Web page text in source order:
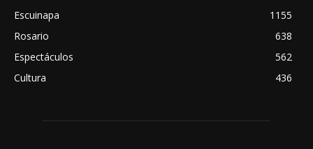
Escuinapa
1155
Rosario
638
Espectáculos
562
Cultura
436